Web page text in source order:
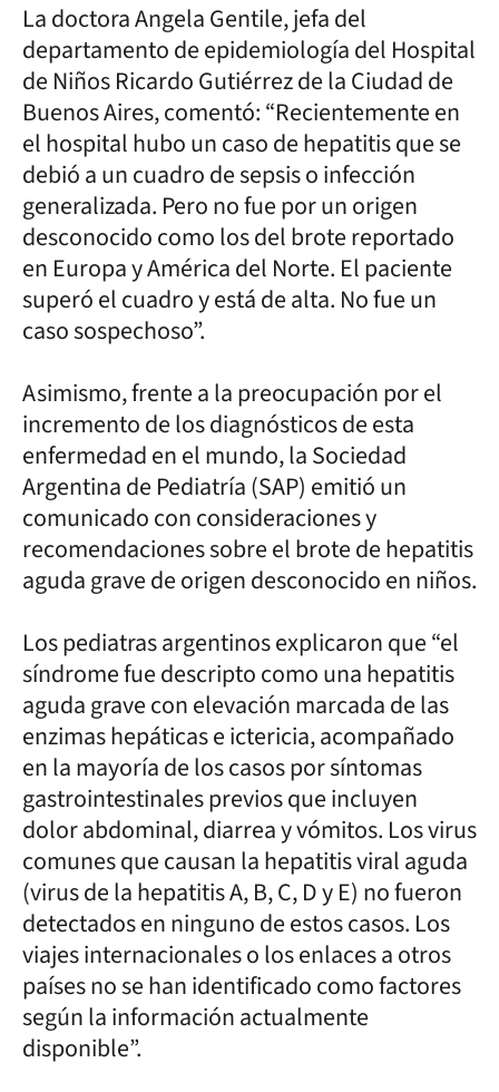
La doctora Angela Gentile, jefa del
departamento de epidemiología del Hospital
de Niños Ricardo Gutiérrez de la Ciudad de
Buenos Aires, comentó: “Recientemente en
el hospital hubo un caso de hepatitis que se
debió a un cuadro de sepsis o infección
generalizada. Pero no fue por un origen
desconocido como los del brote reportado
en Europa y América del Norte. El paciente
superó el cuadro y está de alta. No fue un
caso sospechoso”.
Asimismo, frente a la preocupación por el
incremento de los diagnósticos de esta
enfermedad en el mundo, la Sociedad
Argentina de Pediatría (SAP) emitió un
comunicado con consideraciones y
recomendaciones sobre el brote de hepatitis
aguda grave de origen desconocido en niños.
Los pediatras argentinos explicaron que “el
síndrome fue descripto como una hepatitis
aguda grave con elevación marcada de las
enzimas hepáticas e ictericia, acompañado
en la mayoría de los casos por síntomas
gastrointestinales previos que incluyen
dolor abdominal, diarrea y vómitos. Los virus
comunes que causan la hepatitis viral aguda
(virus de la hepatitis A, B, C, D y E) no fueron
detectados en ninguno de estos casos. Los
viajes internacionales o los enlaces a otros
países no se han identificado como factores
según la información actualmente
disponible”.